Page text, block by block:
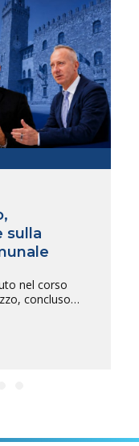
sulla
nel corso
concluso…